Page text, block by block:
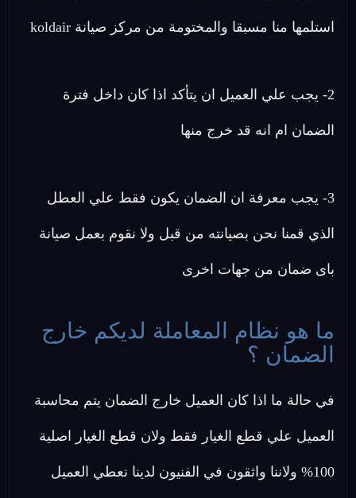
استلمها منا مسبقا والمختومة من مركز صيانة koldair
2- يجب علي العميل ان يتأكد اذا كان داخل فترة
الضمان ام انه قد خرج منها
3- يجب معرفة ان الضمان يكون فقط علي العطل
الذي قمنا نحن بصيانته من قبل ولا نقوم بعمل صيانة
باى ضمان من جهات اخرى
ما هو نظام المعاملة لديكم خارج
الضمان ؟
في حالة ما اذا كان العميل خارج الضمان يتم محاسبة
العميل علي قطع الغيار فقط ولان قطع الغيار اصلية
100% ولاننا واثقون في الفنيون لدينا نعطي العميل